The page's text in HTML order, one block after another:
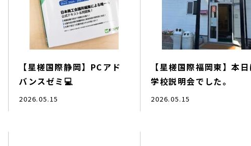
【星槎国際静岡】PCアド
バンスゼミ💻
2026.05.15
【星槎国際福岡東】本
学校説明会でした。
2026.05.15